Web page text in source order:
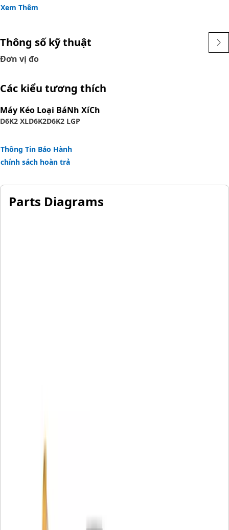
Xem Thêm
Thông số kỹ thuật
Đơn vị đo
Các kiểu tương thích
Máy Kéo Loại BáNh XíCh
D6K2 XLD6K2D6K2 LGP
Thông Tin Bảo Hành
chính sách hoàn trả
Parts Diagrams